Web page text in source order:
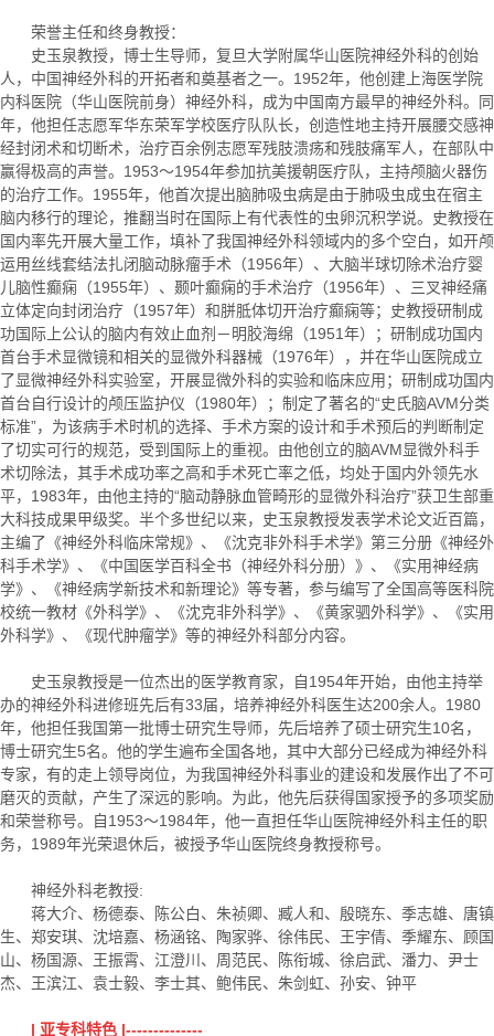
荣誉主任和终身教授：
史玉泉教授，博士生导师，复旦大学附属华山医院神经外科的创始
人，中国神经外科的开拓者和奠基者之一。1952年，他创建上海医学院
内科医院（华山医院前身）神经外科，成为中国南方最早的神经外科。同
年，他担任志愿军华东荣军学校医疗队队长，创造性地主持开展腰交感神
经封闭术和切断术，治疗百余例志愿军残肢溃疡和残肢痛军人，在部队中
赢得极高的声誉。1953～1954年参加抗美援朝医疗队，主持颅脑火器伤
的治疗工作。1955年，他首次提出脑肺吸虫病是由于肺吸虫成虫在宿主
脑内移行的理论，推翻当时在国际上有代表性的虫卵沉积学说。史教授在
国内率先开展大量工作，填补了我国神经外科领域内的多个空白，如开颅
运用丝线套结法扎闭脑动脉瘤手术（1956年）、大脑半球切除术治疗婴
儿脑性癫痫（1955年）、颞叶癫痫的手术治疗（1956年）、三叉神经痛
立体定向封闭治疗（1957年）和胼胝体切开治疗癫痫等；史教授研制成
功国际上公认的脑内有效止血剂－明胶海绵（1951年）；研制成功国内
首台手术显微镜和相关的显微外科器械（1976年），并在华山医院成立
了显微神经外科实验室，开展显微外科的实验和临床应用；研制成功国内
首台自行设计的颅压监护仪（1980年）；制定了著名的“史氏脑AVM分类
标准”，为该病手术时机的选择、手术方案的设计和手术预后的判断制定
了切实可行的规范，受到国际上的重视。由他创立的脑AVM显微外科手
术切除法，其手术成功率之高和手术死亡率之低，均处于国内外领先水
平，1983年，由他主持的“脑动静脉血管畸形的显微外科治疗”获卫生部重
大科技成果甲级奖。半个多世纪以来，史玉泉教授发表学术论文近百篇，
主编了《神经外科临床常规》、《沈克非外科手术学》第三分册《神经外
科手术学》、《中国医学百科全书（神经外科分册）》、《实用神经病
学》、《神经病学新技术和新理论》等专著，参与编写了全国高等医科院
校统一教材《外科学》、《沈克非外科学》、《黄家驷外科学》、《实用
外科学》、《现代肿瘤学》等的神经外科部分内容。
史玉泉教授是一位杰出的医学教育家，自1954年开始，由他主持举
办的神经外科进修班先后有33届，培养神经外科医生达200余人。1980
年，他担任我国第一批博士研究生导师，先后培养了硕士研究生10名，
博士研究生5名。他的学生遍布全国各地，其中大部分已经成为神经外科
专家，有的走上领导岗位，为我国神经外科事业的建设和发展作出了不可
磨灭的贡献，产生了深远的影响。为此，他先后获得国家授予的多项奖励
和荣誉称号。自1953～1984年，他一直担任华山医院神经外科主任的职
务，1989年光荣退休后，被授予华山医院终身教授称号。
神经外科老教授:
蒋大介、杨德泰、陈公白、朱祯卿、臧人和、殷晓东、季志雄、唐镇
生、郑安琪、沈培嘉、杨涵铭、陶家骅、徐伟民、王宇倩、季耀东、顾国
山、杨国源、王振霄、江澄川、周范民、陈衔城、徐启武、潘力、尹士
杰、王滨江、袁士毅、李士其、鲍伟民、朱剑虹、孙安、钟平
| 亚专科特色 |--------------